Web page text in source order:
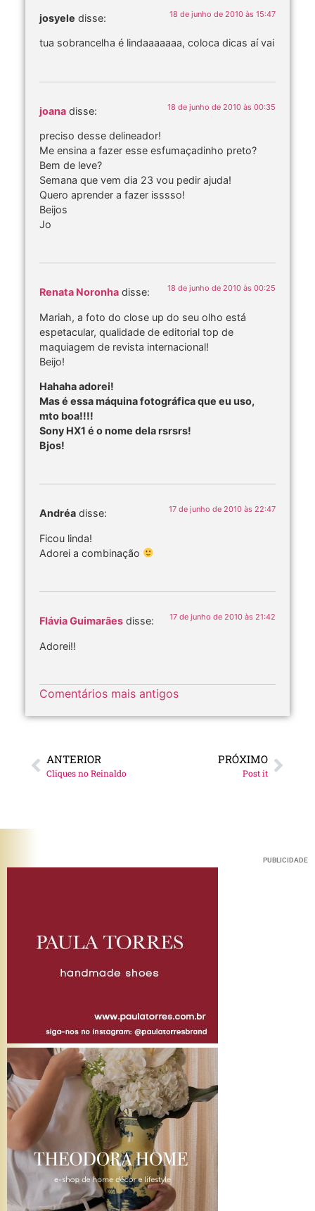
josyele disse: 18 de junho de 2010 às 15:47
tua sobrancelha é lindaaaaaaa, coloca dicas aí vai
joana disse: 18 de junho de 2010 às 00:35
preciso desse delineador!
Me ensina a fazer esse esfumaçadinho preto?
Bem de leve?
Semana que vem dia 23 vou pedir ajuda!
Quero aprender a fazer isssso!
Beijos
Jo
Renata Noronha disse: 18 de junho de 2010 às 00:25
Mariah, a foto do close up do seu olho está
espetacular, qualidade de editorial top de
maquiagem de revista internacional!
Beijo!
Hahaha adorei!
Mas é essa máquina fotográfica que eu uso,
mto boa!!!!
Sony HX1 é o nome dela rsrsrs!
Bjos!
Andréa disse: 17 de junho de 2010 às 22:47
Ficou linda!
Adorei a combinação
Flávia Guimarães disse: 17 de junho de 2010 às 21:42
Adorei!!
Comentários mais antigos
ANTERIOR
Cliques no Reinaldo
PRÓXIMO
Post it
PUBLICIDADE